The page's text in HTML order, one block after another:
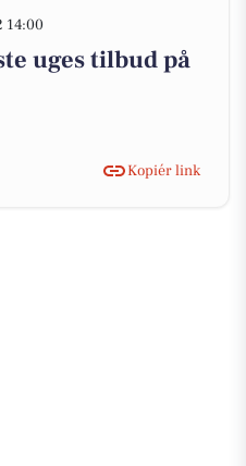
14:00
uges tilbud på
Kopiér link